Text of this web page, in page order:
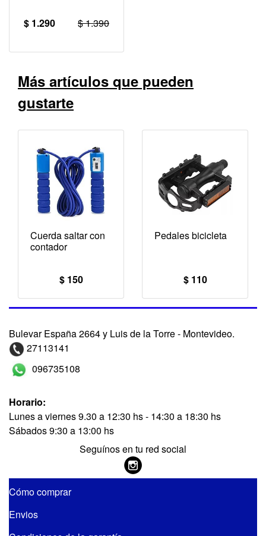
$ 1.290 $ 1.390
Más artículos que pueden
gustarte
Cuerda saltar con
contador
$ 150
Pedales bicicleta
$ 110
Bulevar España 2664 y Luis de la Torre - Montevideo.
27113141
096735108
Horario:
Lunes a viernes 9.30 a 12:30 hs - 14:30 a 18:30 hs
Sábados 9:30 a 13:00 hs
Seguínos en tu red social
Cómo comprar
Envios